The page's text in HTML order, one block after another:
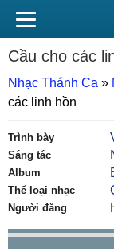
Cầu cho các
Nhạc Thánh Ca »
các linh hồn
Trình bày
Sáng tác
Album
Thể loại nhạc
Người đăng